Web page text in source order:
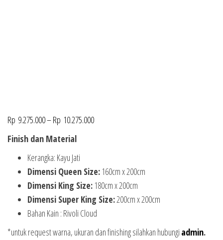
Rp 9.275.000–Rp 10.275.000
Finish dan Material
Kerangka: Kayu Jati
Dimensi Queen Size: 160cm x 200cm
Dimensi King Size: 180cm x 200cm
Dimensi Super King Size:200cm x 200cm
Bahan Kain : Rivoli Cloud
*untuk request warna, ukuran dan finishing silahkan hubungi admin.